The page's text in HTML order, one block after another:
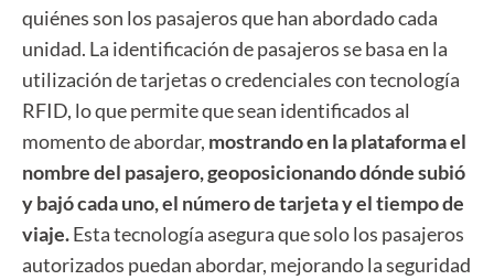
quiénes son los pasajeros que han abordado cada
unidad. La identificación de pasajeros se basa en la
utilización de tarjetas o credenciales con tecnología
RFID, lo que permite que sean identificados al
momento de abordar, mostrando en la plataforma el
nombre del pasajero, geoposicionando dónde subió
y bajó cada uno, el número de tarjeta y el tiempo de
viaje.Esta tecnología asegura que solo los pasajeros
autorizados puedan abordar, mejorando la seguridad